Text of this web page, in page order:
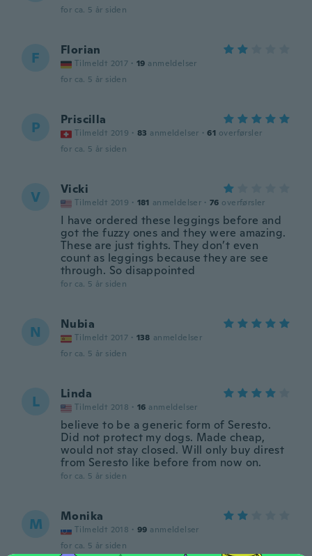
for ca. 5 år siden
F Florian
Tilmeldt 2017 · 19 anmeldelser
for ca. 5 år siden
P Priscilla
Tilmeldt 2019 · 83 anmeldelser · 61 overførsler
for ca. 5 år siden
V Vicki
Tilmeldt 2019 · 181 anmeldelser · 76 overførsler
I have ordered these leggings before and
got the fuzzy ones and they were amazing.
These are just tights. They don’t even
count as leggings because they are see
through. So disappointed
for ca. 5 år siden
N Nubia
Tilmeldt 2017 · 138 anmeldelser
for ca. 5 år siden
L Linda
Tilmeldt 2018 · 16 anmeldelser
believe to be a generic form of Seresto.
Did not protect my dogs. Made cheap,
would not stay closed. Will only buy direst
from Seresto like before from now on.
for ca. 5 år siden
M Monika
Tilmeldt 2018 · 99 anmeldelser
for ca. 5 år siden